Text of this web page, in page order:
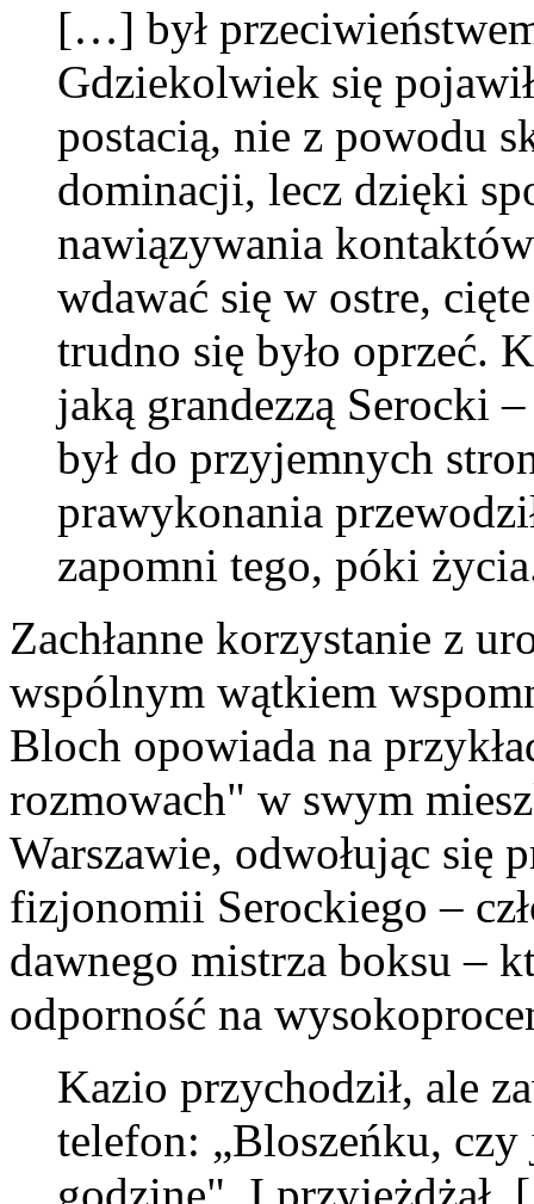
[…] był
Gdziekolwiek się
postacią, nie z powodu
dominacji, lecz dzięki
nawiązywania
wdawać się w ostre,
trudno się było oprzeć.
jaką grandezzą Serocki
był do przyjemnych
prawykonania
zapomni tego, póki
Zachłanne korzystanie z
wspólnym wątkiem
Bloch opowiada na
rozmowach" w swym
Warszawie, odwołując się
fizjonomii Serockiego –
dawnego mistrza boksu –
odporność na
Kazio przychodził, ale
telefon: „Bloszeńku,
godzinę". I przyjeżdżał.